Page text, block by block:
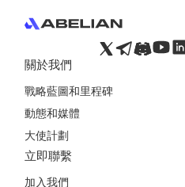
關於我們
戰略藍圖和里程碑
動態和媒體
大使計劃
立即聯繫
加入我們